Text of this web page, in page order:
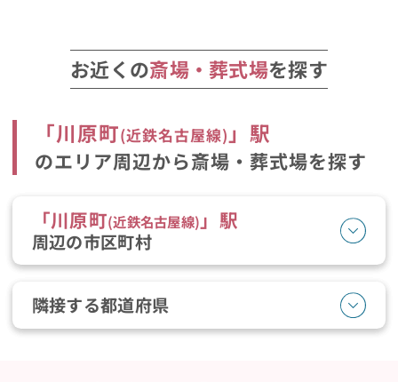
お近くの斎場・葬式場を探す
「川原町(近鉄名古屋線)」駅
のエリア周辺から斎場・葬式場を探す
「川原町(近鉄名古屋線) 」駅
周辺の市区町村
隣接する都道府県